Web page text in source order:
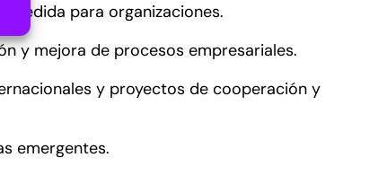
para organizaciones.
y mejora de procesos empresariales.
y proyectos de cooperación y
emergentes.